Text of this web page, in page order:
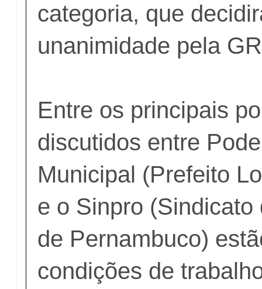
categoria, que
unanimidade pela
Entre os principais
discutidos entre
Municipal (Prefeito
e o Sinpro
de Pernambuco)
condições de